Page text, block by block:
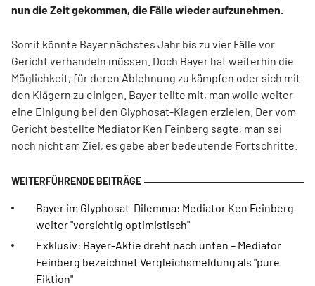
nun die Zeit gekommen, die Fälle wieder aufzunehmen.
Somit könnte Bayer nächstes Jahr bis zu vier Fälle vor
Gericht verhandeln müssen. Doch Bayer hat weiterhin die
Möglichkeit, für deren Ablehnung zu kämpfen oder sich mit
den Klägern zu einigen. Bayer teilte mit, man wolle weiter
eine Einigung bei den Glyphosat-Klagen erzielen. Der vom
Gericht bestellte Mediator Ken Feinberg sagte, man sei
noch nicht am Ziel, es gebe aber bedeutende Fortschritte.
Bayer im Glyphosat-Dilemma: Mediator Ken Feinberg
weiter "vorsichtig optimistisch"
Exklusiv: Bayer-Aktie dreht nach unten – Mediator
Feinberg bezeichnet Vergleichsmeldung als "pure
Fiktion"